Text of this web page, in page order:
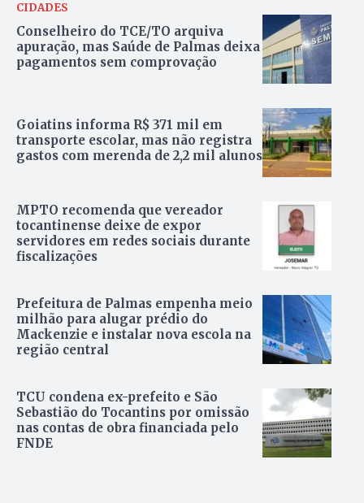
CIDADES
Conselheiro do TCE/TO arquiva
apuração, mas Saúde de Palmas deixa
pagamentos sem comprovação
Goiatins informa R$ 371 mil em
transporte escolar, mas não registra
gastos com merenda de 2,2 mil alunos
MPTO recomenda que vereador
tocantinense deixe de expor
servidores em redes sociais durante
fiscalizações
Prefeitura de Palmas empenha meio
milhão para alugar prédio do
Mackenzie e instalar nova escola na
região central
TCU condena ex-prefeito e São
Sebastião do Tocantins por omissão
nas contas de obra financiada pelo
FNDE